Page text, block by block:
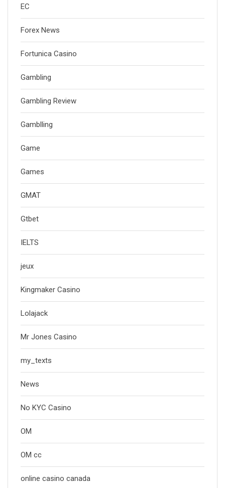
EC
Forex News
Fortunica Casino
Gambling
Gambling Review
Gamblling
Game
Games
GMAT
Gtbet
IELTS
jeux
Kingmaker Casino
Lolajack
Mr Jones Casino
my_texts
News
No KYC Casino
OM
OM cc
online casino canada